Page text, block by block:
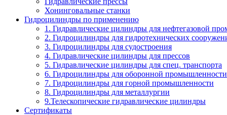
Хонинговальные станки
Гидроцилиндры по применению
1. Гидравлические цилиндры для нефтегазовой
2. Гидроцилиндры для гидротехнических
3. Гидроцилиндры для судостроения
4. Гидравлические цилиндры для прессов
5. Гидравлические цилиндры для спец. транспорта
6. Гидроцилиндры для оборонной промышленности
7. Гидроцилиндры для горной промышленности
8. Гидроцилиндры для металлургии
9.Телескопические гидравлические цилиндры
Сертификаты